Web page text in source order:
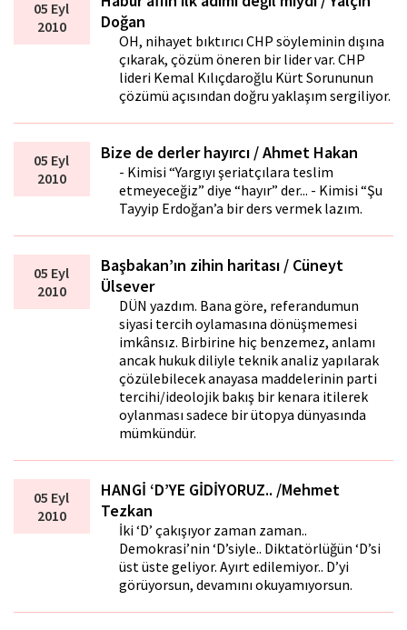
05 Eyl
2010
Doğan
OH, nihayet bıktırıcı CHP söyleminin dışına
çıkarak, çözüm öneren bir lider var. CHP
lideri Kemal Kılıçdaroğlu Kürt Sorununun
çözümü açısından doğru yaklaşım sergiliyor.
05 Eyl
2010
Bize de derler hayırcı / Ahmet Hakan
- Kimisi “Yargıyı şeriatçılara teslim
etmeyeceğiz” diye “hayır” der... - Kimisi “Şu
Tayyip Erdoğan’a bir ders vermek lazım.
05 Eyl
2010
Başbakan’ın zihin haritası / Cüneyt
Ülsever
DÜN yazdım. Bana göre, referandumun
siyasi tercih oylamasına dönüşmemesi
imkânsız. Birbirine hiç benzemez, anlamı
ancak hukuk diliyle teknik analiz yapılarak
çözülebilecek anayasa maddelerinin parti
tercihi/ideolojik bakış bir kenara itilerek
oylanması sadece bir ütopya dünyasında
mümkündür.
05 Eyl
2010
HANGİ ‘D’YE GİDİYORUZ.. /Mehmet
Tezkan
İki ‘D’ çakışıyor zaman zaman..
Demokrasi’nin ‘D’siyle.. Diktatörlüğün ‘D’si
üst üste geliyor. Ayırt edilemiyor.. D’yi
görüyorsun, devamını okuyamıyorsun.